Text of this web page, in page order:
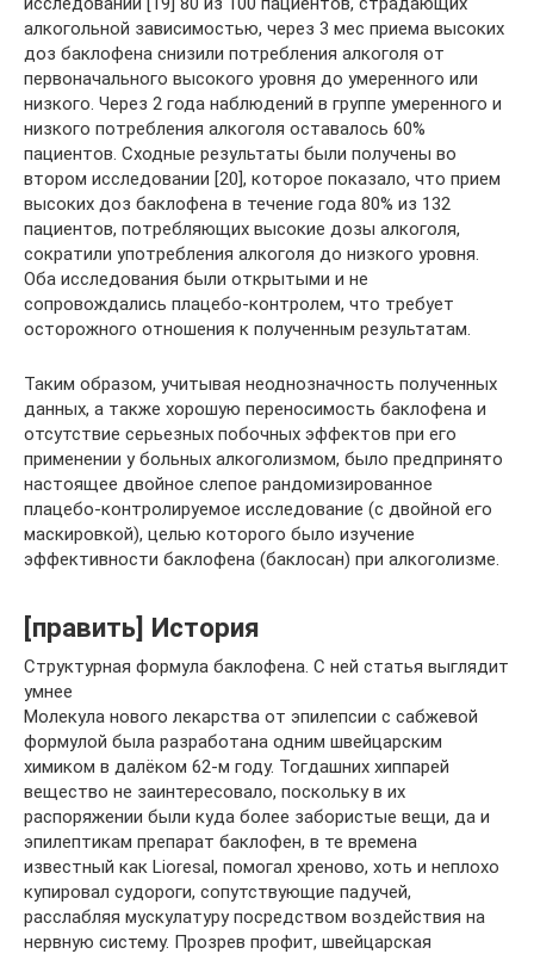
алкогольной зависимостью, через 3 мес приема высоких
доз баклофена снизили потребления алкоголя от
первоначального высокого уровня до умеренного или
низкого. Через 2 года наблюдений в группе умеренного и
низкого потребления алкоголя оставалось 60%
пациентов. Сходные результаты были получены во
втором исследовании [20], которое показало, что прием
высоких доз баклофена в течение года 80% из 132
пациентов, потребляющих высокие дозы алкоголя,
сократили употребления алкоголя до низкого уровня.
Оба исследования были открытыми и не
сопровождались плацебо-контролем, что требует
осторожного отношения к полученным результатам.
Таким образом, учитывая неоднозначность полученных
данных, а также хорошую переносимость баклофена и
отсутствие серьезных побочных эффектов при его
применении у больных алкоголизмом, было предпринято
настоящее двойное слепое рандомизированное
плацебо-контролируемое исследование (с двойной его
маскировкой), целью которого было изучение
эффективности баклофена (баклосан) при алкоголизме.
[править] История
Структурная формула баклофена. С ней статья выглядит
умнее
Молекула нового лекарства от эпилепсии с сабжевой
формулой была разработана одним швейцарским
химиком в далёком 62-м году. Тогдашних хиппарей
вещество не заинтересовало, поскольку в их
распоряжении были куда более забористые вещи, да и
эпилептикам препарат баклофен, в те времена
известный как Lioresal, помогал хреново, хоть и неплохо
купировал судороги, сопутствующие падучей,
расслабляя мускулатуру посредством воздействия на
нервную систему. Прозрев профит, швейцарская